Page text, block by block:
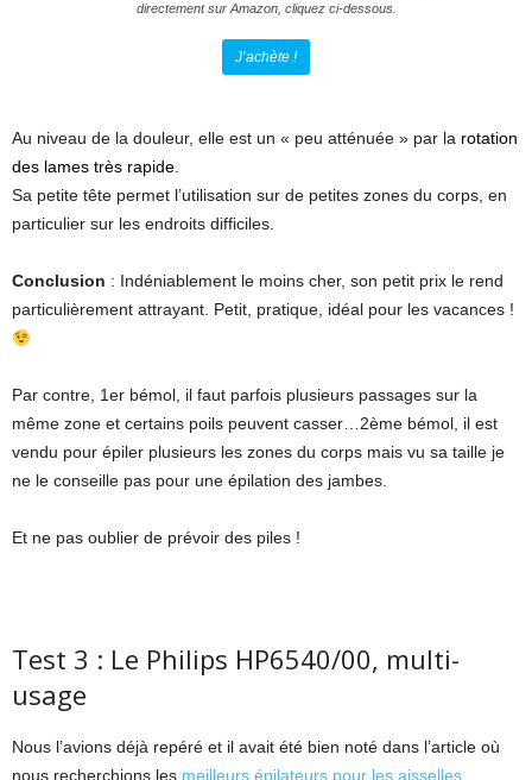
directement sur Amazon, cliquez ci-dessous.
J’achète !
Au niveau de la douleur, elle est un « peu atténuée » par la rotation
des lames très rapide.
Sa petite tête permet l’utilisation sur de petites zones du corps, en
particulier sur les endroits difficiles.
Conclusion : Indéniablement le moins cher, son petit prix le rend
particulièrement attrayant. Petit, pratique, idéal pour les vacances !
Par contre, 1er bémol, il faut parfois plusieurs passages sur la
même zone et certains poils peuvent casser…2ème bémol, il est
vendu pour épiler plusieurs les zones du corps mais vu sa taille je
ne le conseille pas pour une épilation des jambes.
Et ne pas oublier de prévoir des piles !
Test 3 : Le Philips HP6540/00, multi-
usage
Nous l’avions déjà repéré et il avait été bien noté dans l’article où
nous recherchions les meilleurs épilateurs pour les aisselles